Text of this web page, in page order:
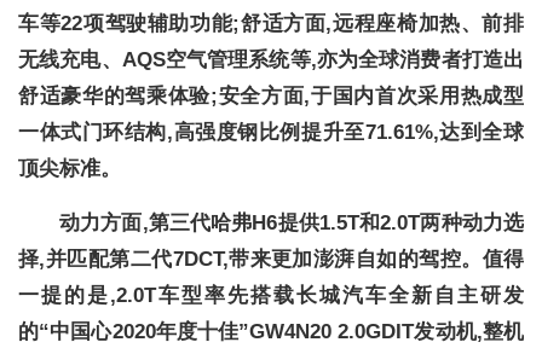
车等22项驾驶辅助功能;舒适方面,远程座椅加热、前排
无线充电、AQS空气管理系统等,亦为全球消费者打造出
舒适豪华的驾乘体验;安全方面,于国内首次采用热成型
一体式门环结构,高强度钢比例提升至71.61%,达到全球
顶尖标准。
动力方面,第三代哈弗H6提供1.5T和2.0T两种动力选
择,并匹配第二代7DCT,带来更加澎湃自如的驾控。值得
一提的是,2.0T车型率先搭载长城汽车全新自主研发
的“中国心2020年度十佳”GW4N20 2.0GDIT发动机,整机